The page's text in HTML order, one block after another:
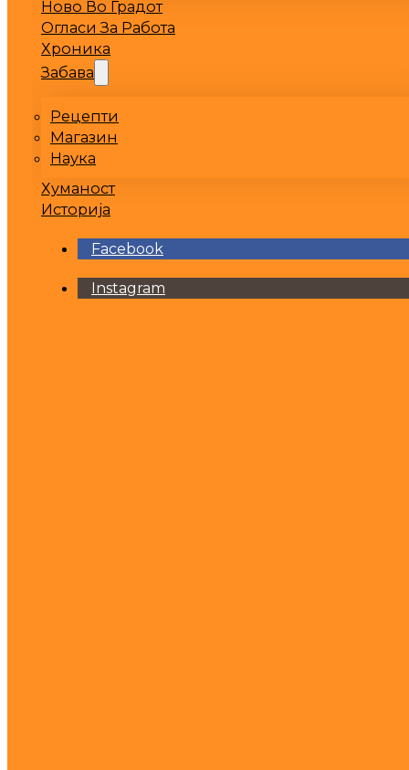
Ново Во Градот
Огласи За Работа
Хроника
Забава
Рецепти
Магазин
Наука
Хуманост
Историја
Facebook
Instagram